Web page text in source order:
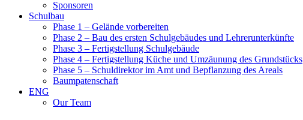
Sponsoren
Schulbau
Phase 1 – Gelände vorbereiten
Phase 2 – Bau des ersten Schulgebäudes und Lehrerunterkünfte
Phase 3 – Fertigstellung Schulgebäude
Phase 4 – Fertigstellung Küche und Umzäunung des Grundstücks
Phase 5 – Schuldirektor im Amt und Bepflanzung des Areals
Baumpatenschaft
ENG
Our Team